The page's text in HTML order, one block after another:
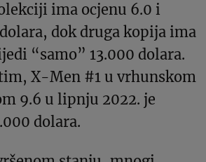
ima ocjenu 6.0 i
dok druga kopija ima
“samo” 13.000 dolara.
X-Men #1 u vrhunskom
9.6 u lipnju 2022. je
dolara.